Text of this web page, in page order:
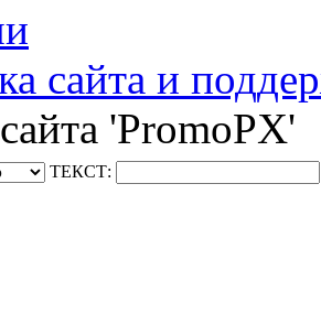
сайта и
'PromoPX'
ТЕКСТ: